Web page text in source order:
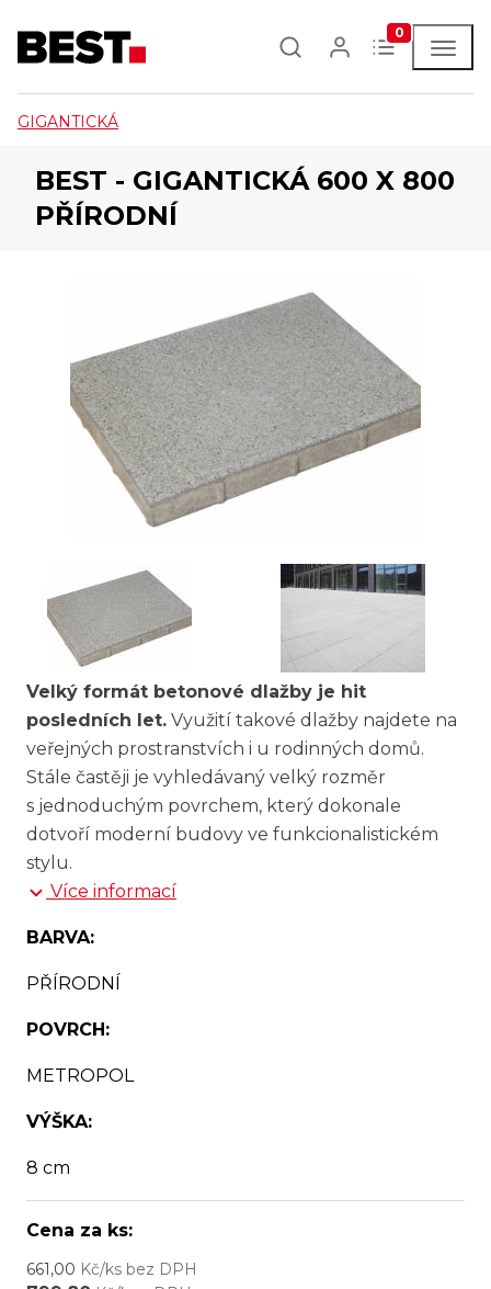
0
GIGANTICKÁ
BEST - GIGANTICKÁ 600 X 800
PŘÍRODNÍ
Velký formát betonové dlažby je hit
posledních let. Využití takové dlažby najdete na
veřejných prostranstvích i u rodinných domů.
Stále častěji je vyhledávaný velký rozměr
s jednoduchým povrchem, který dokonale
dotvoří moderní budovy ve funkcionalistickém
stylu.
Více informací
BARVA:
PŘÍRODNÍ
POVRCH:
METROPOL
VÝŠKA:
8 cm
Cena za ks:
661,00 Kč/ks bez DPH